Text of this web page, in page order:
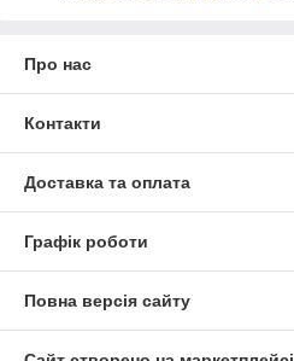
Про нас
Контакти
Доставка та оплата
Графік роботи
Повна версія сайту